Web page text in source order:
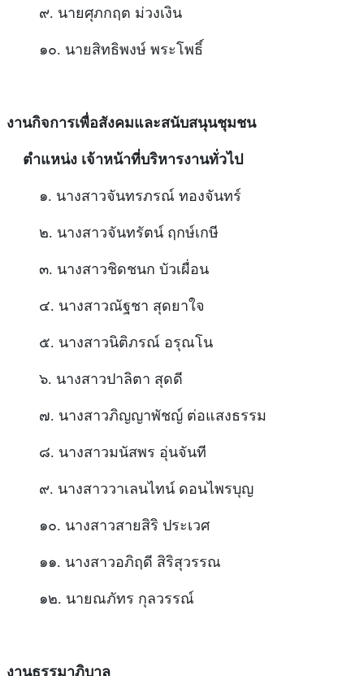
๙. นายศุภกฤต ม่วงเงิน
๑๐. นายสิทธิพงษ์ พระโพธิ์
งานกิจการเพื่อสังคมและสนับสนุนชุมชน
ตำแหน่ง เจ้าหน้าที่บริหารงานทั่วไป
๑. นางสาวจันทรภรณ์ ทองจันทร์
๒. นางสาวจันทรัตน์ ฤกษ์เกษี
๓. นางสาวชิดชนก บัวเผื่อน
๔. นางสาวณัฐชา สุดยาใจ
๕. นางสาวนิติภรณ์ อรุณโน
๖. นางสาวปาลิตา สุดดี
๗. นางสาวภิญญาพัชญ์ ต่อแสงธรรม
๘. นางสาวมนัสพร อุ่นจันที
๙. นางสาววาเลนไทน์ ดอนไพรบุญ
๑๐. นางสาวสายสิริ ประเวศ
๑๑. นางสาวอภิฤดี สิริสุวรรณ
๑๒. นายณภัทร กุลวรรณ์
งานธรรมาภิบาล